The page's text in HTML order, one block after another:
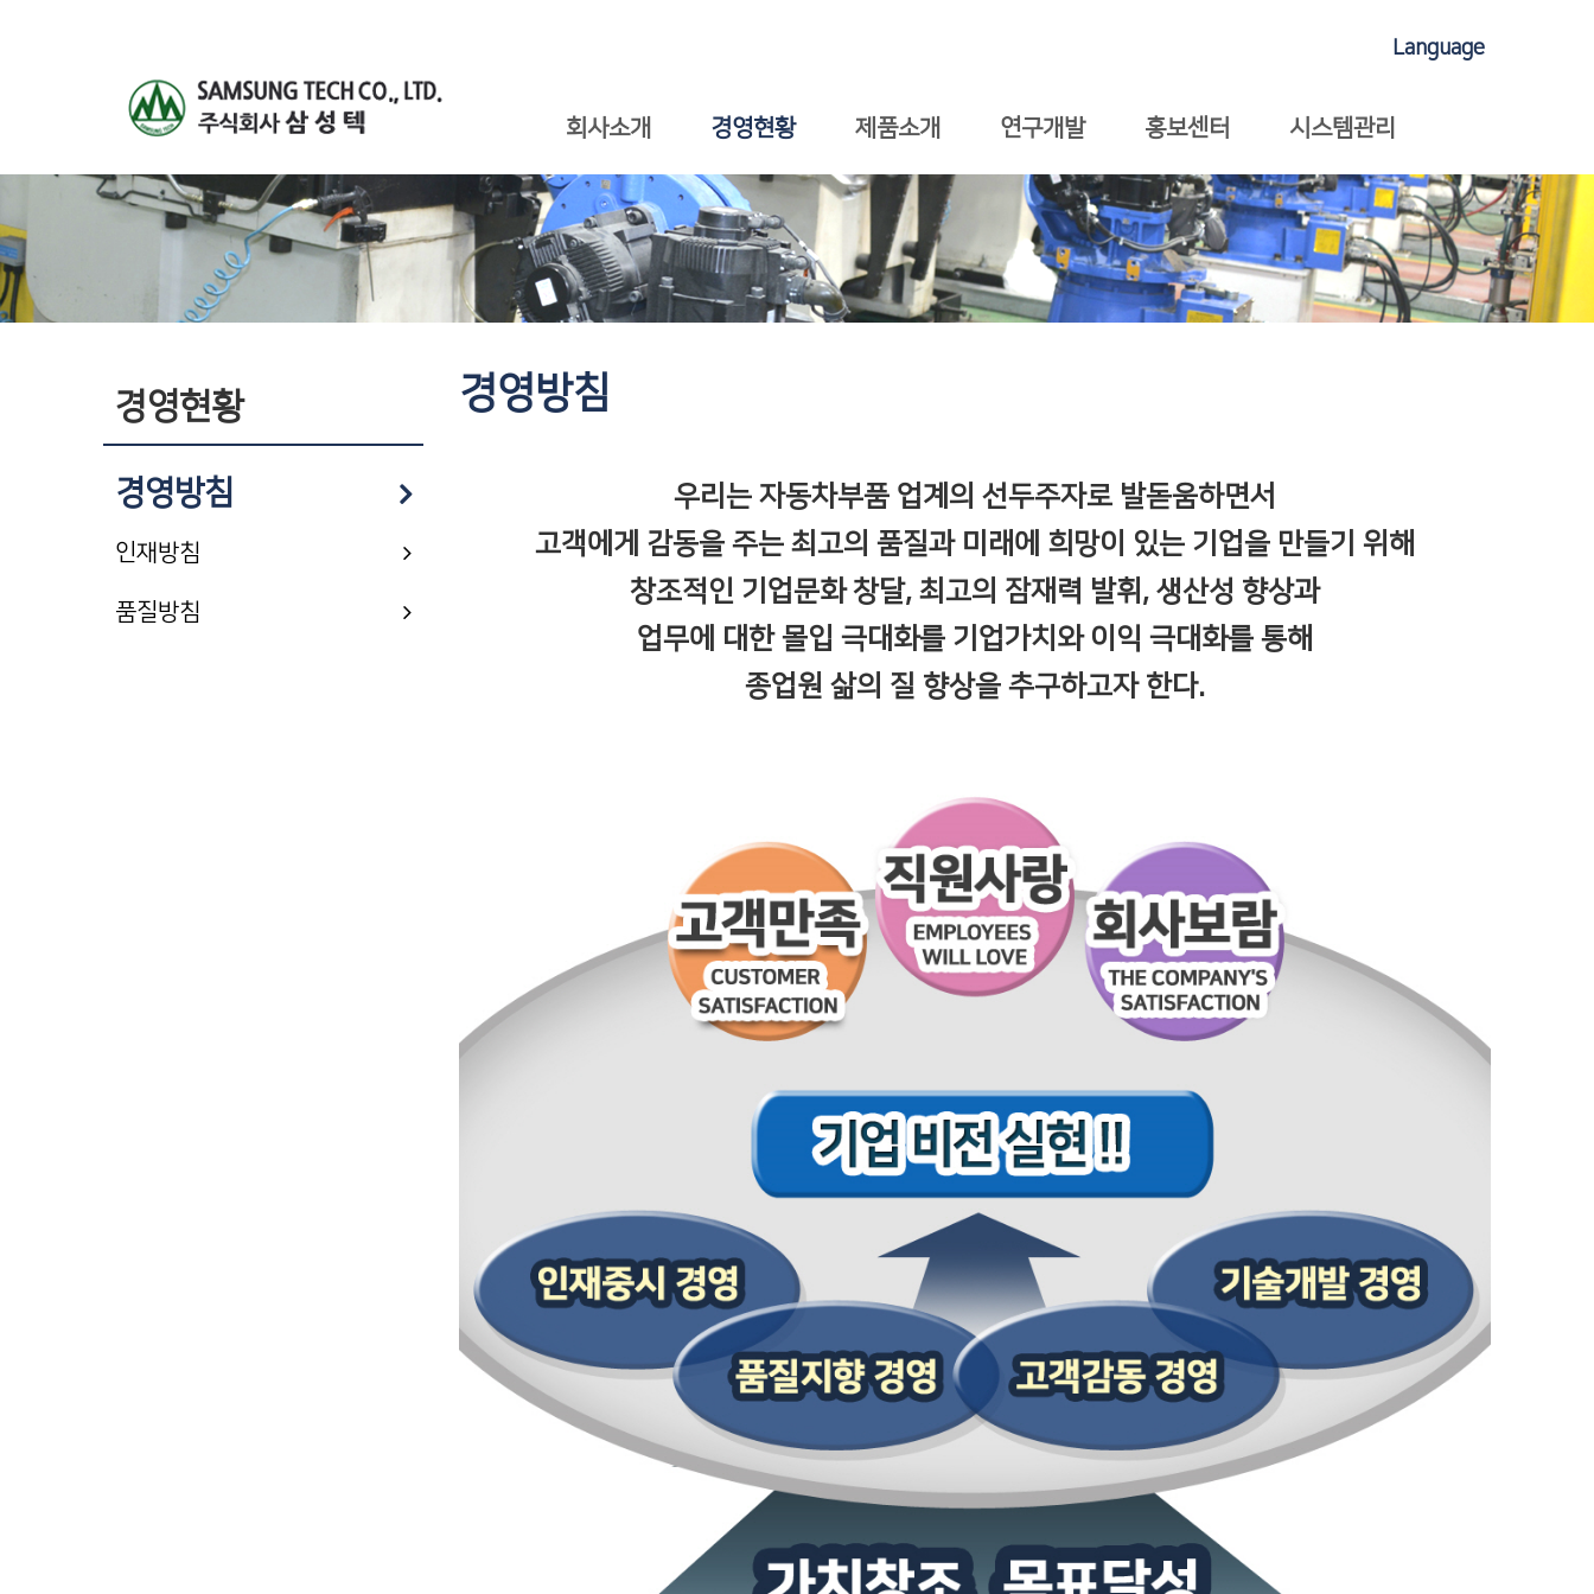
Language
회사소개 경영현황 제품소개 연구개발 홍보센터 시스템관리
경영방침
우리는 자동차부품 업계의 선두주자로 발돋움하면서
고객에게 감동을 주는 최고의 품질과 미래에 희망이 있는 기업을 만들기 위해
창조적인 기업문화 창달, 최고의 잠재력 발휘, 생산성 향상과
업무에 대한 몰입 극대화를 기업가치와 이익 극대화를 통해
종업원 삶의 질 향상을 추구하고자 한다.
경영현황
경영방침
인재방침
품질방침